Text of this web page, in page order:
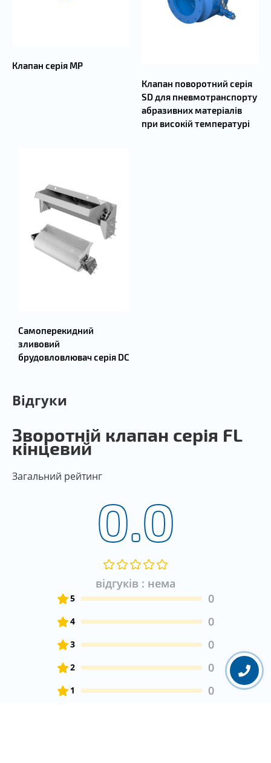
Клапан серія MP
Клапан поворотний серія
SD для пневмотранспорту
абразивних матеріалів
при високій температурі
Самоперекидний
зливовий
брудовловлювач серія DC
Відгуки
Зворотній клапан серія FL
кінцевий
Загальний рейтинг
0.0
відгуків : нема
5 0
4 0
3 0
2 0
1 0